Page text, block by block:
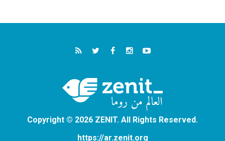
Copyright © 2026 ZENIT. All Rights Reserved.
https://ar.zenit.org